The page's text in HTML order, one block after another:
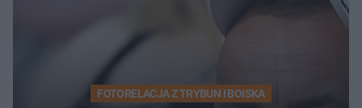
FOTORELACJA Z TRYBUN I BOISKA